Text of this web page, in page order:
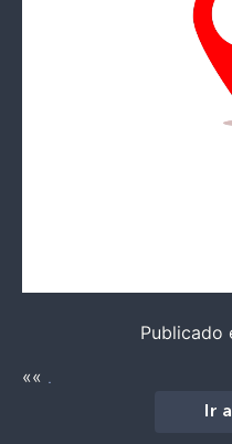
Publicado
«« .
Ir